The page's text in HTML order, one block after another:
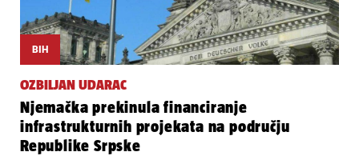
BIH
OZBILJAN UDARAC
Njemačka prekinula financiranje
infrastrukturnih projekata na području
Republike Srpske